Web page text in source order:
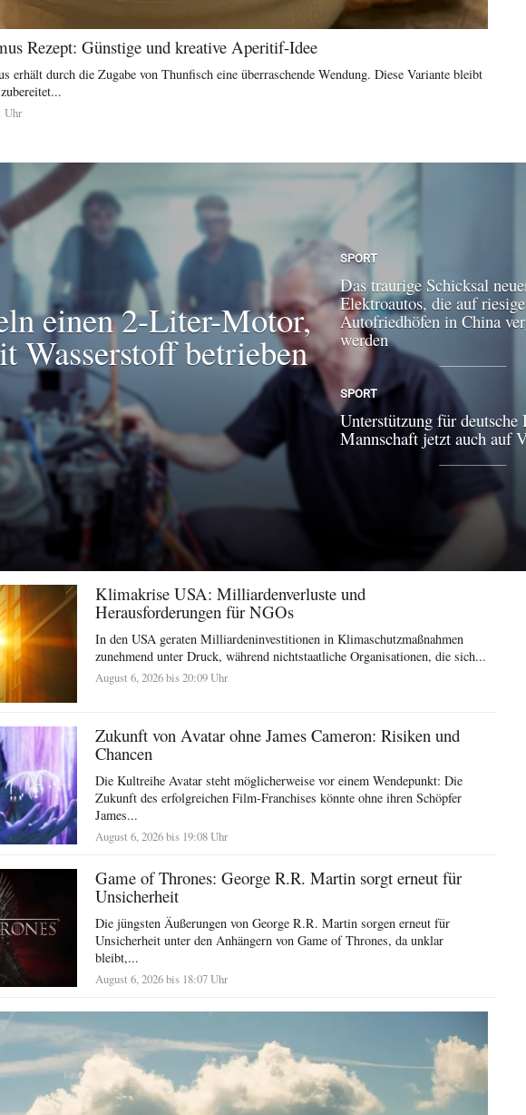
Rezept: Günstige und kreative Aperitif-Idee
erhält durch die Zugabe von Thunfisch eine überraschende Wendung. Diese Variante bleibt
Uhr
einen 2-Liter-Motor,
Wasserstoff betrieben
SPORT
Das traurige Schicksal
Elektroautos, die auf
Autofriedhöfen in China
werden
SPORT
Unterstützung für deutsche
Mannschaft jetzt auch auf
Klimakrise USA: Milliardenverluste und
Herausforderungen für NGOs
In den USA geraten Milliardeninvestitionen in Klimaschutzmaßnahmen
zunehmend unter Druck, während nichtstaatliche Organisationen, die sich...
August 6, 2026 bis 20:09 Uhr
Zukunft von Avatar ohne James Cameron: Risiken und
Chancen
Die Kultreihe Avatar steht möglicherweise vor einem Wendepunkt: Die
Zukunft des erfolgreichen Film-Franchises könnte ohne ihren Schöpfer
James...
August 6, 2026 bis 19:08 Uhr
Game of Thrones: George R.R. Martin sorgt erneut für
Unsicherheit
Die jüngsten Äußerungen von George R.R. Martin sorgen erneut für
Unsicherheit unter den Anhängern von Game of Thrones, da unklar
bleibt,...
August 6, 2026 bis 18:07 Uhr